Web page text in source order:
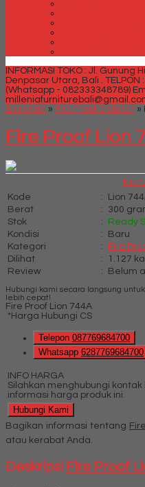
INFORMASI TOKO : Jl.
Denpasar Utara, Bali . TELPON
(Whatsapp - 082333348789)
Beranda » Fire Proof Cabinet »
Fire Proof Lion
klik
Kode
:
Lion
Berat
:
300
Stok
:
Ready
Kondisi
:
Baru
Kategori
:
Fire
Dilihat
:
1.127
Review
: Belum
Hubungi kami secara langsung
lebih cepat!
Fire Proof Lion 744A
*Harga Hubungi CS
Telepon 087769684700
Whatsapp 6287769684700
INFO HARGA
Silahkan menghubungi
informasi harga produk ini.
Hubungi Kami
Bagikan informasi tentang
atau kerabat Anda.
Deskripsi Fire Proof